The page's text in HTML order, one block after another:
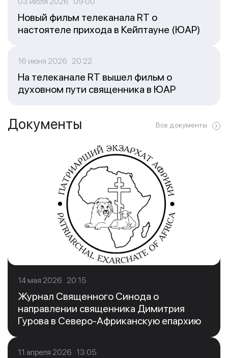
Новый фильм телеканала RT о
настоятеле прихода в Кейптауне (ЮАР)
16 июня 2026 20:22
На телеканале RT вышел фильм о
духовном пути священника в ЮАР
Документы Все документы
14 мая 2026 20:15
Журнал Священного Синода о
направлении священника Димитрия
Гурова в Северо-Африканскую епархию
11 апреля 2026 13:05